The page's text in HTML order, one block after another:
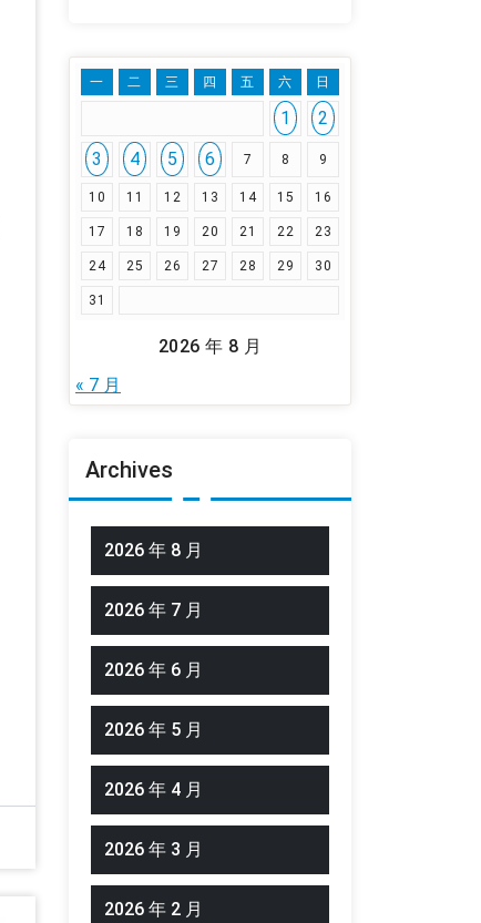
2026 年 8 月
一 二 三 四 五 六 日
1
2
3
4 5 6 7 8 9
10 11 12 13 14 15 16
17 18 19 20 21 22 23
24 25 26 27 28 29 30
31
« 7 月
Archives
2026 年 8 月
2026 年 7 月
2026 年 6 月
2026 年 5 月
2026 年 4 月
2026 年 3 月
2026 年 2 月